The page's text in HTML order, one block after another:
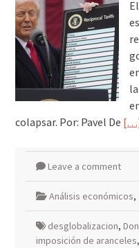
colapsar. Por: Pavel De
Leave a comment
Análisis económicos,
desglobalizacion,
imposición de aranceles,